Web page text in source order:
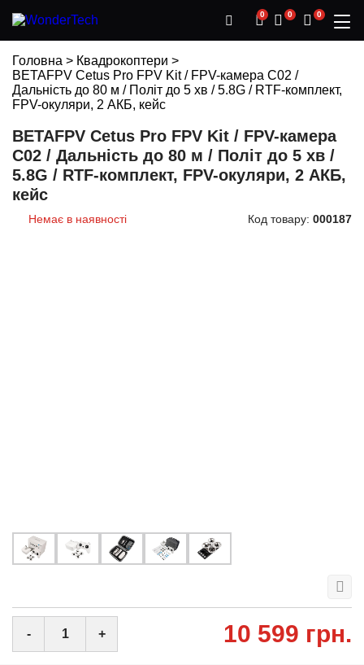
0 0 0
Головна > Квадрокоптери >
BETAFPV Cetus Pro FPV Kit / FPV-камера C02 /
Дальність до 80 м / Політ до 5 хв / 5.8G / RTF-комплект,
FPV-окуляри, 2 АКБ, кейс
BETAFPV Cetus Pro FPV Kit / FPV-камера
C02 / Дальність до 80 м / Політ до 5 хв /
5.8G / RTF-комплект, FPV-окуляри, 2 АКБ,
кейс
Немає в наявності Код товару: 000187
10 599 грн.
- +